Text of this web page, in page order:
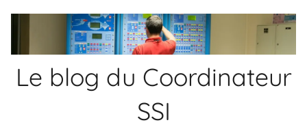
Le blog du Coordinateur
SSI